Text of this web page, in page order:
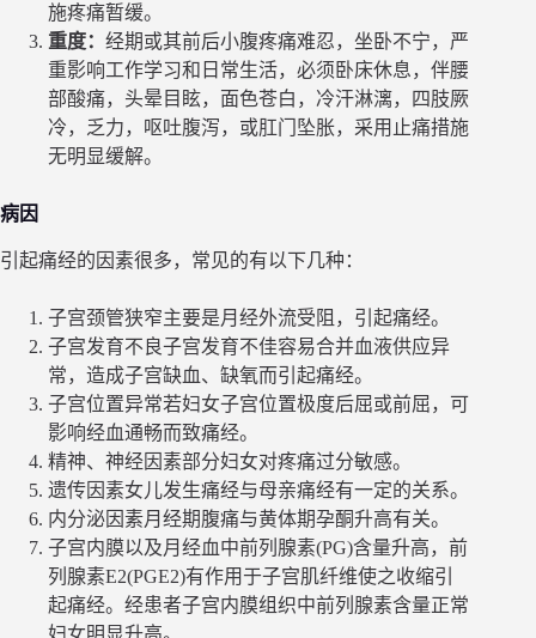
施疼痛暂缓。
重度： 经期或其前后小腹疼痛难忍，坐卧不宁，严
重影响工作学习和日常生活，必须卧床休息，伴腰
部酸痛，头晕目眩，面色苍白，冷汗淋漓，四肢厥
冷，乏力，呕吐腹泻，或肛门坠胀，采用止痛措施
无明显缓解。
病因
引起痛经的因素很多，常见的有以下几种：
子宫颈管狭窄主要是月经外流受阻，引起痛经。
子宫发育不良子宫发育不佳容易合并血液供应异
常，造成子宫缺血、缺氧而引起痛经。
子宫位置异常若妇女子宫位置极度后屈或前屈，可
影响经血通畅而致痛经。
精神、神经因素部分妇女对疼痛过分敏感。
遗传因素女儿发生痛经与母亲痛经有一定的关系。
内分泌因素月经期腹痛与黄体期孕酮升高有关。
子宫内膜以及月经血中前列腺素(PG)含量升高，前
列腺素E2(PGE2)有作用于子宫肌纤维使之收缩引
起痛经。经患者子宫内膜组织中前列腺素含量正常
妇女明显升高。